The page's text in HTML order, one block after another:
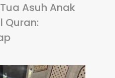
Asuh Anak
Quran: